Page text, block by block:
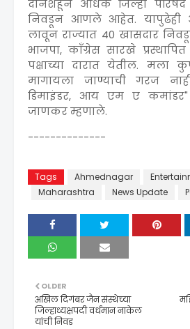
दोनशेहून अधिक जिल्हा
निवडून आणले आहेत. यापुढेही
लावून राज्यात 40 खासदार
भाजपा, काँग्रेस सारखे प्रस्थापित
पक्षाच्या दारात येतील. मला
मागायला जाण्याची गरज
डिमाइंडर, आय एम ए
जाणकर म्हणाले.
--------------
Tags Ahmednagar
Maharashtra
News Update
OLDER
अखिल दिगंबर जैन संस्थेच्या
जिल्हाध्यक्षपदी वर्धमान नाकेल
यांची निवड